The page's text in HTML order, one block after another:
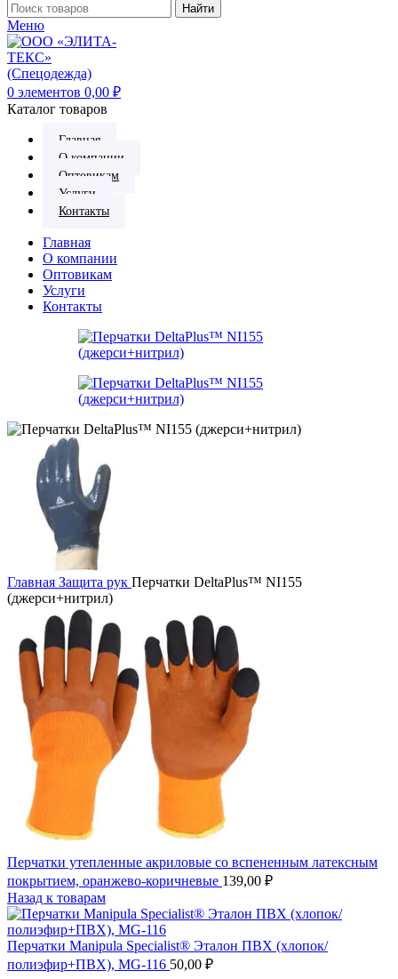
Найти
Меню
0 элементов 0,00 ₽
Каталог товаров
Главная
О компании
Оптовикам
Услуги
Контакты
Главная
О компании
Оптовикам
Услуги
Контакты
Главная Защита рук Перчатки DeltaPlus™ NI155
(джерси+нитрил)
Перчатки утепленные акриловые со вспененным латексным
покрытием, оранжево-коричневые 139,00 ₽
Назад к товарам
Перчатки Manipula Specialist® Эталон ПВХ (хлопок/
полиэфир+ПВХ), MG-116 50,00 ₽